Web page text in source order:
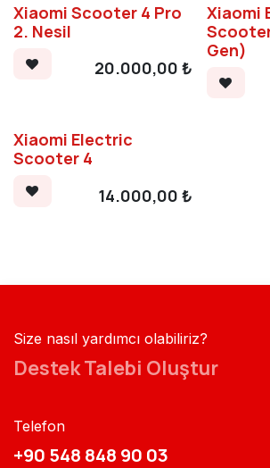
Xiaomi Scooter 4 Pro
2. Nesil
20.000,00 ₺
Xiaomi
Gen)
Xiaomi Electric
Scooter 4
14.000,00 ₺
Size nasıl yardımcı olabiliriz?
Destek Talebi Oluştur
Telefon
+90 548 848 90 03​​